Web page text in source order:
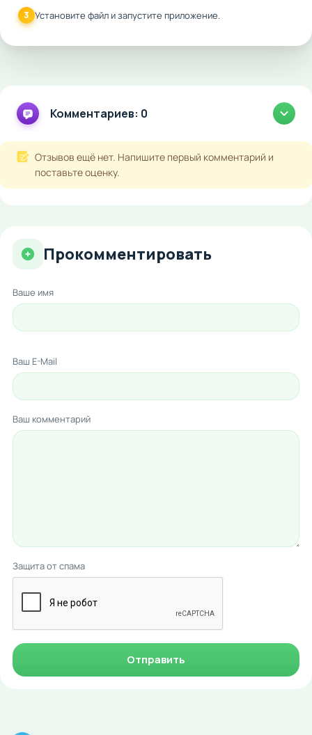
3 Установите файл и запустите приложение.
Комментариев: 0
Отзывов ещё нет. Напишите первый комментарий и
поставьте оценку.
Прокомментировать
Ваше имя
Ваш E-Mail
Ваш комментарий
Защита от спама
Отправить